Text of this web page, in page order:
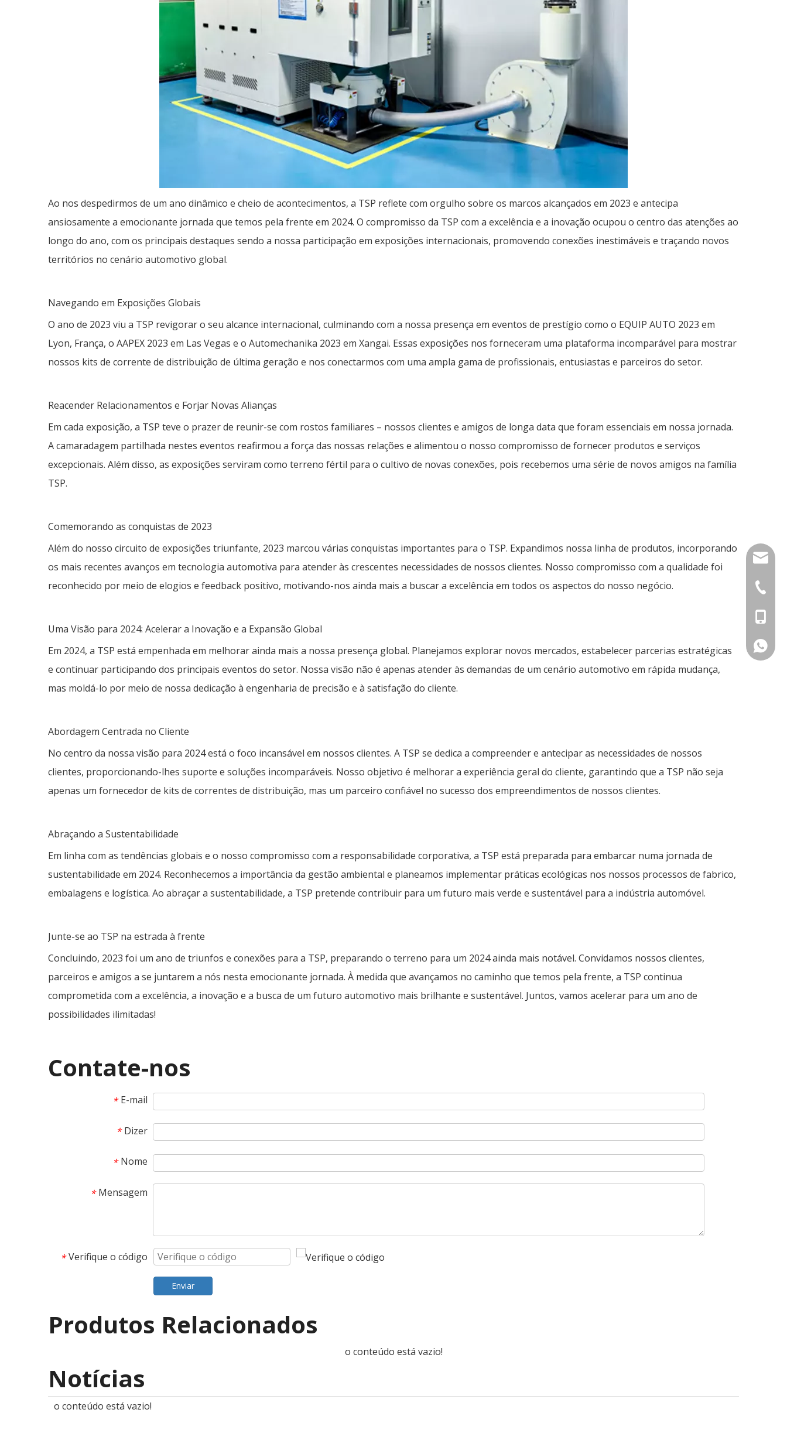
Ao nos despedirmos de um ano dinâmico e cheio de acontecimentos, a TSP reflete com orgulho sobre os marcos alcançados em 2023 e antecipa
ansiosamente a emocionante jornada que temos pela frente em 2024. O compromisso da TSP com a excelência e a inovação ocupou o centro das atenções ao
longo do ano, com os principais destaques sendo a nossa participação em exposições internacionais, promovendo conexões inestimáveis ​​e traçando novos
territórios no cenário automotivo global.
Navegando em Exposições Globais
O ano de 2023 viu a TSP revigorar o seu alcance internacional, culminando com a nossa presença em eventos de prestígio como o EQUIP AUTO 2023 em
Lyon, França, o AAPEX 2023 em Las Vegas e o Automechanika 2023 em Xangai. Essas exposições nos forneceram uma plataforma incomparável para mostrar
nossos kits de corrente de distribuição de última geração e nos conectarmos com uma ampla gama de profissionais, entusiastas e parceiros do setor.
Reacender Relacionamentos e Forjar Novas Alianças
Em cada exposição, a TSP teve o prazer de reunir-se com rostos familiares – nossos clientes e amigos de longa data que foram essenciais em nossa jornada.
A camaradagem partilhada nestes eventos reafirmou a força das nossas relações e alimentou o nosso compromisso de fornecer produtos e serviços
excepcionais. Além disso, as exposições serviram como terreno fértil para o cultivo de novas conexões, pois recebemos uma série de novos amigos na família
TSP.
Comemorando as conquistas de 2023
Além do nosso circuito de exposições triunfante, 2023 marcou várias conquistas importantes para o TSP. Expandimos nossa linha de produtos, incorporando
os mais recentes avanços em tecnologia automotiva para atender às crescentes necessidades de nossos clientes. Nosso compromisso com a qualidade foi
reconhecido por meio de elogios e feedback positivo, motivando-nos ainda mais a buscar a excelência em todos os aspectos do nosso negócio.
Uma Visão para 2024: Acelerar a Inovação e a Expansão Global
Em 2024, a TSP está empenhada em melhorar ainda mais a nossa presença global. Planejamos explorar novos mercados, estabelecer parcerias estratégicas
e continuar participando dos principais eventos do setor. Nossa visão não é apenas atender às demandas de um cenário automotivo em rápida mudança,
mas moldá-lo por meio de nossa dedicação à engenharia de precisão e à satisfação do cliente.
Abordagem Centrada no Cliente
No centro da nossa visão para 2024 está o foco incansável em nossos clientes. A TSP se dedica a compreender e antecipar as necessidades de nossos
clientes, proporcionando-lhes suporte e soluções incomparáveis. Nosso objetivo é melhorar a experiência geral do cliente, garantindo que a TSP não seja
apenas um fornecedor de kits de correntes de distribuição, mas um parceiro confiável no sucesso dos empreendimentos de nossos clientes.
Abraçando a Sustentabilidade
Em linha com as tendências globais e o nosso compromisso com a responsabilidade corporativa, a TSP está preparada para embarcar numa jornada de
sustentabilidade em 2024. Reconhecemos a importância da gestão ambiental e planeamos implementar práticas ecológicas nos nossos processos de fabrico,
embalagens e logística. Ao abraçar a sustentabilidade, a TSP pretende contribuir para um futuro mais verde e sustentável para a indústria automóvel.
Junte-se ao TSP na estrada à frente
Concluindo, 2023 foi um ano de triunfos e conexões para a TSP, preparando o terreno para um 2024 ainda mais notável. Convidamos nossos clientes,
parceiros e amigos a se juntarem a nós nesta emocionante jornada. À medida que avançamos no caminho que temos pela frente, a TSP continua
comprometida com a excelência, a inovação e a busca de um futuro automotivo mais brilhante e sustentável. Juntos, vamos acelerar para um ano de
possibilidades ilimitadas!
Contate-nos
* E-mail
* Dizer
* Nome
* Mensagem
* Verifique o código
Enviar
Produtos Relacionados
o conteúdo está vazio!
Notícias
o conteúdo está vazio!
+44-
+44-